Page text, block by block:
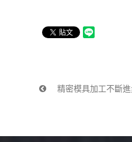
精密模具加工不斷